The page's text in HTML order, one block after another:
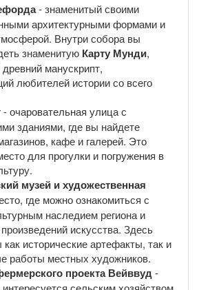
- знаменитый своими
архитектурными формами и
Внутри собора вы
знаменитую Карту Мунди,
манускрипт,
любителей истории со всего
- очаровательная улица с
зданиями, где вы найдете
кафе и галерей. Это
для прогулки и погружения в
музей и художественная
где можно ознакомиться с
наследием региона и
искусства. Здесь
исторические артефакты, так и
работы местных художников.
проекта Вейввуд-